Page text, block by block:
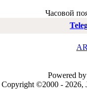
Часовой
Powered
Copyright ©2000 - 2026,